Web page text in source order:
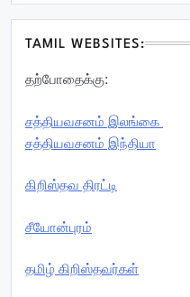
TAMIL WEBSITES:
தற்போதைக்கு:
சத்தியவசனம் இலங்கை
சத்தியவசனம் இந்தியா
கிறிஸ்தவ திரட்டி
சீயோன்புரம்
தமிழ் கிறிஸ்தவர்கள்